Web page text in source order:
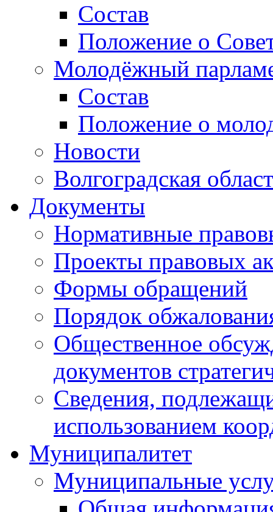
Состав
Положение о
Молодёжный
Состав
Положение о
Новости
Волгоградская
Документы
Нормативные
Проекты правовых
Формы обращений
Порядок
Общественное
документов
Сведения,
использованием
Муниципалитет
Муниципальные